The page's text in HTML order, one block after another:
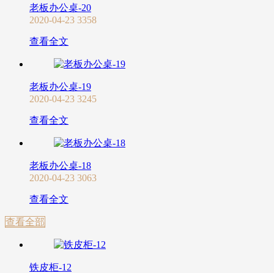
老板办公桌-20
2020-04-23 3358
查看全文
老板办公桌-19
2020-04-23 3245
查看全文
老板办公桌-18
2020-04-23 3063
查看全文
查看全部
铁皮柜-12